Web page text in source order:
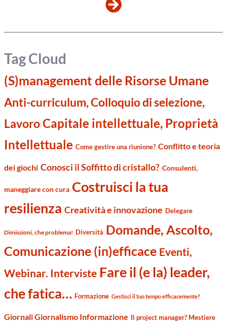
Tag Cloud
(S)management delle Risorse Umane
Anti-curriculum, Colloquio di selezione,
LavoroCapitale intellettuale, Proprietà
Intellettuale Come gestire una riunione? Conflitto e teoria
dei giochi Conosci il Soffitto di cristallo? Consulenti,
maneggiare con cura Costruisci la tua
resilienza Creatività e innovazione Delegare
Dimissioni, che problema! Diversità Domande, Ascolto,
Comunicazione (in)efficace Eventi,
Webinar. Interviste Fare il (e la) leader,
che fatica… Formazione Gestisci il tuo tempo efficacemente?
Giornali Giornalismo Informazione Il project manager? Mestiere